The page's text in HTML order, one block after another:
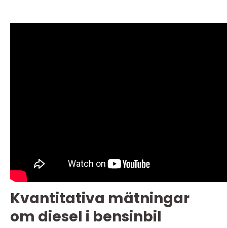
Kvantitativa mätningar
om diesel i bensinbil